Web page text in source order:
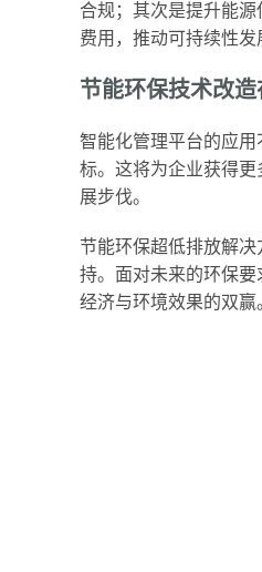
合规；其次是提升能
费用，推动可持续性发
节能环保技术改
智能化管理平台的应
标。这将为企业获得
展步伐。
节能环保超低排放解
持。面对未来的环保
经济与环境效果的双赢。